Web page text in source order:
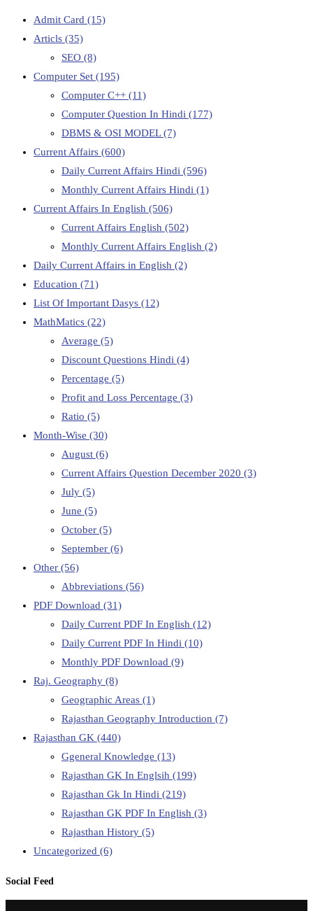
Admit Card (15)
Articls (35)
SEO (8)
Computer Set (195)
Computer C++ (11)
Computer Question In Hindi (177)
DBMS & OSI MODEL(7)
Current Affairs (600)
Daily Current Affairs Hindi (596)
Monthly Current Affairs Hindi (1)
Current Affairs In English (506)
Current Affairs English (502)
Monthly Current Affairs English (2)
Daily Current Affairs in English (2)
Education (71)
List Of Important Dasys (12)
MathMatics (22)
Average (5)
Discount Questions Hindi (4)
Percentage (5)
Profit and Loss Percentage (3)
Ratio (5)
Month-Wise (30)
August (6)
Current Affairs Question December 2020 (3)
July (5)
June (5)
October (5)
September (6)
Other (56)
Abbreviations (56)
PDF Download (31)
Daily Current PDF In English (12)
Daily Current PDF In Hindi (10)
Monthly PDF Download (9)
Raj. Geography (8)
Geographic Areas (1)
Rajasthan Geography Introduction (7)
Rajasthan GK (440)
Ggeneral Knowledge (13)
Rajasthan GK In Englsih (199)
Rajasthan Gk In Hindi (219)
Rajasthan GK PDF In English (3)
Rajasthan History (5)
Uncategorized (6)
Social Feed